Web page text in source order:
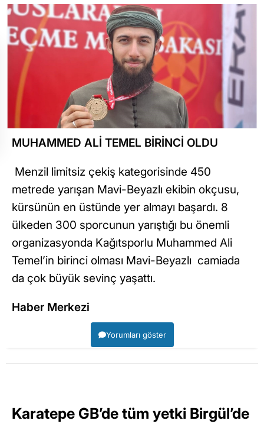
MUHAMMED ALİ TEMEL BİRİNCİ OLDU
Menzil limitsiz çekiş kategorisinde 450
metrede yarışan Mavi-Beyazlı ekibin okçusu,
kürsünün en üstünde yer almayı başardı. 8
ülkeden 300 sporcunun yarıştığı bu önemli
organizasyonda Kağıtsporlu Muhammed Ali
Temel’in birinci olması Mavi-Beyazlı camiada
da çok büyük sevinç yaşattı.
Haber Merkezi
Yorumları göster
Karatepe GB’de tüm yetki Birgül’de